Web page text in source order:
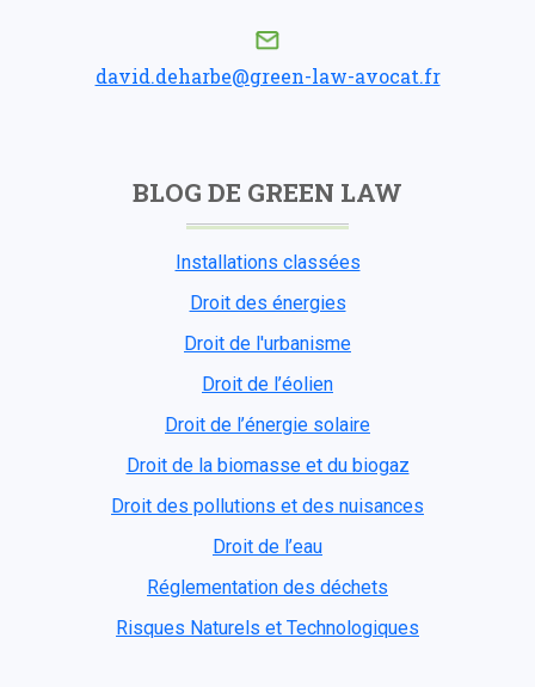
david.deharbe@green-law-avocat.fr
BLOG DE GREEN LAW
Installations classées
Droit des énergies
Droit de l'urbanisme
Droit de l’éolien
Droit de l’énergie solaire
Droit de la biomasse et du biogaz
Droit des pollutions et des nuisances
Droit de l’eau
Réglementation des déchets
Risques Naturels et Technologiques